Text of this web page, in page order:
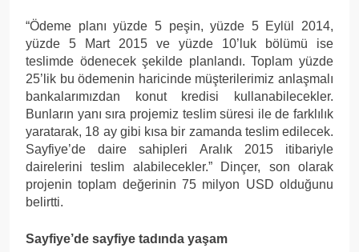
“Ödeme planı yüzde 5 peşin, yüzde 5 Eylül 2014,
yüzde 5 Mart 2015 ve yüzde 10’luk bölümü ise
teslimde ödenecek şekilde planlandı. Toplam yüzde
25’lik bu ödemenin haricinde müşterilerimiz anlaşmalı
bankalarımızdan konut kredisi kullanabilecekler.
Bunların yanı sıra projemiz teslim süresi ile de farklılık
yaratarak, 18 ay gibi kısa bir zamanda teslim edilecek.
Sayfiye’de daire sahipleri Aralık 2015 itibariyle
dairelerini teslim alabilecekler.” Dinçer, son olarak
projenin toplam değerinin 75 milyon USD olduğunu
belirtti.
Sayfiye’de sayfiye tadında yaşam